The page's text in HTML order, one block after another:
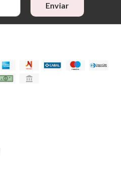
Enviar